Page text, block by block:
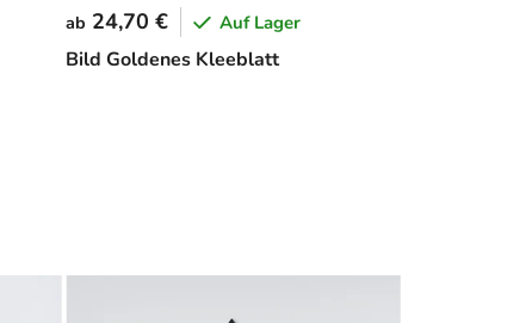
Bild Goldenes Kleeblatt
ab 24,70 € Auf Lager